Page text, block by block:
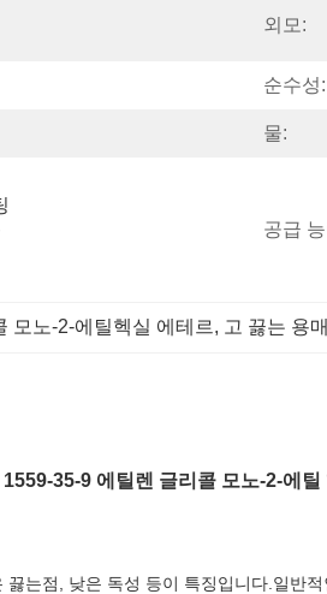
외모:
순수성:
물:
공급
모노-2-에틸헥실 에테르, 고 끓는 용
35-9 에틸렌 글리콜 모노-2-에틸
는점, 낮은 독성 등이 특징입니다.일반